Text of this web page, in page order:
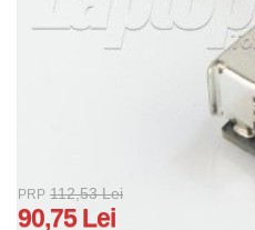
PRP 112,53 Lei
90,75 Lei